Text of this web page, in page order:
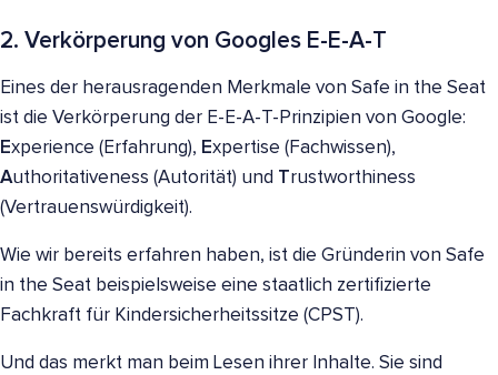
2. Verkörperung von Googles E-E-A-T
Eines der herausragenden Merkmale von Safe in the Seat
ist die Verkörperung der E-E-A-T-Prinzipien von Google:
Experience (Erfahrung), Expertise (Fachwissen),
Authoritativeness (Autorität) und Trustworthiness
(Vertrauenswürdigkeit).
Wie wir bereits erfahren haben, ist die Gründerin von Safe
in the Seat beispielsweise eine staatlich zertifizierte
Fachkraft für Kindersicherheitssitze (CPST).
Und das merkt man beim Lesen ihrer Inhalte. Sie sind